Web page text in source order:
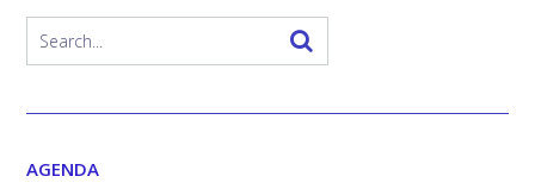
AGENDA